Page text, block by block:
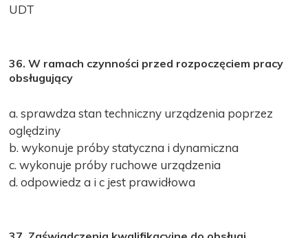
UDT
36. W ramach czynności przed rozpoczęciem pracy
obsługujący
a. sprawdza stan techniczny urządzenia poprzez
oględziny
b. wykonuje próby statyczna i dynamiczna
c. wykonuje próby ruchowe urządzenia
d. odpowiedz a i c jest prawidłowa